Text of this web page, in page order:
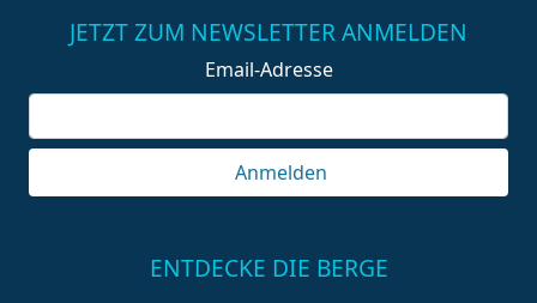
JETZT ZUM NEWSLETTER ANMELDEN
Email-Adresse
Anmelden
ENTDECKE DIE BERGE